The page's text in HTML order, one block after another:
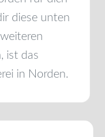
diese unten
ist das
in Norden.